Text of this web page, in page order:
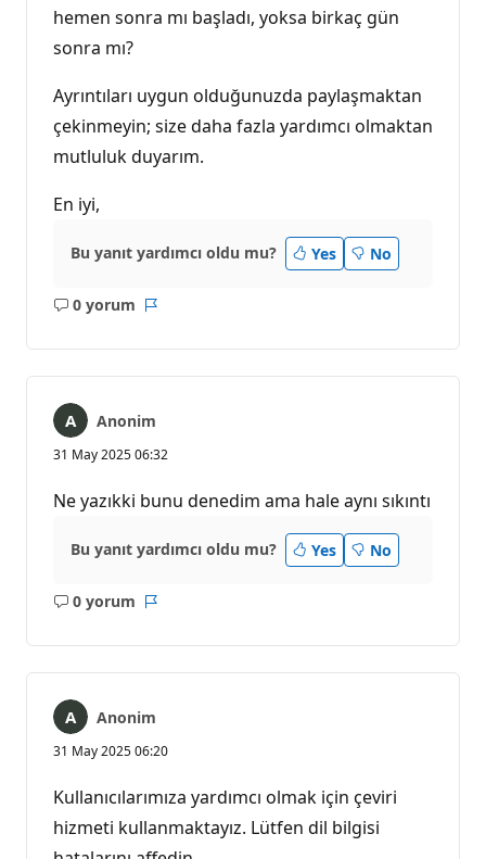
hemen sonra mı başladı, yoksa birkaç gün
sonra mı?
Ayrıntıları uygun olduğunuzda paylaşmaktan
çekinmeyin; size daha fazla yardımcı olmaktan
mutluluk duyarım.
En iyi,
Bu yanıt yardımcı oldu mu? Yes No
0 yorum
Açıklama
Anonim
31 May 2025 06:32
Ne yazıkki bunu denedim ama hale aynı sıkıntı
Bu yanıt yardımcı oldu mu? Yes No
0 yorum
Açıklama
Anonim
31 May 2025 06:20
Kullanıcılarımıza yardımcı olmak için çeviri
hizmeti kullanmaktayız. Lütfen dil bilgisi